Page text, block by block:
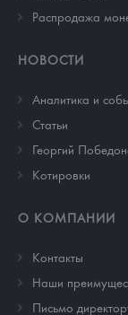
Распродажа
НОВОСТИ
Аналитика и
Cтатьи
Георгий
Котировки
О КОМПАНИИ
Контакты
Наши
Письмо